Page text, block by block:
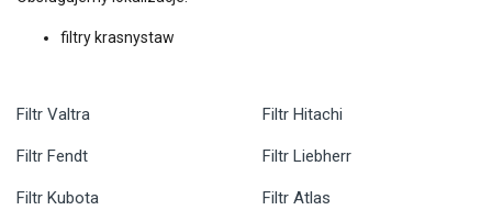
filtry krasnystaw
Filtr Valtra
Filtr Fendt
Filtr Kubota
Filtr Hitachi
Filtr Liebherr
Filtr Atlas